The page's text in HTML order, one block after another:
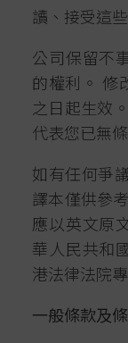
讀、接受這
公司保留不
的權利。 修
之日起生效
代表您已無
如有任何爭
譯本僅供參
應以英文原
華人民共和
港法律法院
一般條款及